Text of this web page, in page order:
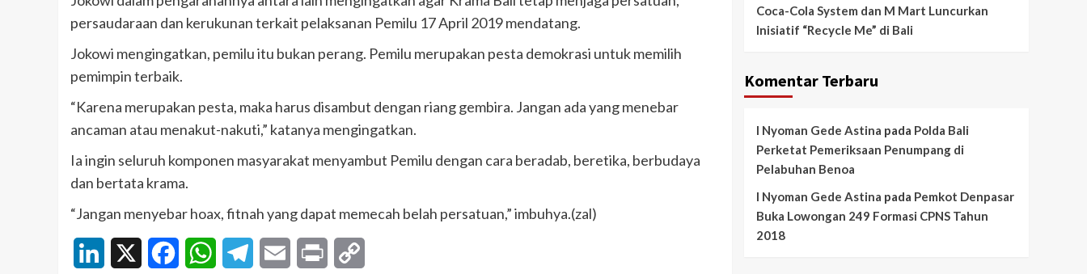
persaudaraan dan kerukunan terkait pelaksanan Pemilu 17 April 2019 mendatang.
Jokowi mengingatkan, pemilu itu bukan perang. Pemilu merupakan pesta demokrasi untuk memilih
pemimpin terbaik.
“Karena merupakan pesta, maka harus disambut dengan riang gembira. Jangan ada yang menebar
ancaman atau menakut-nakuti,” katanya mengingatkan.
Ia ingin seluruh komponen masyarakat menyambut Pemilu dengan cara beradab, beretika, berbudaya
dan bertata krama.
“Jangan menyebar hoax, fitnah yang dapat memecah belah persatuan,” imbuhya.(zal)
LinkedIn FacebookWhatsAppTelegramEmail Print
Coca-Cola System dan M Mart Luncurkan
Inisiatif “Recycle Me” di Bali
Komentar Terbaru
I Nyoman Gede Astina pada Polda Bali
Perketat Pemeriksaan Penumpang di
Pelabuhan Benoa
I Nyoman Gede Astina pada Pemkot Denpasar
Buka Lowongan 249 Formasi CPNS Tahun
2018